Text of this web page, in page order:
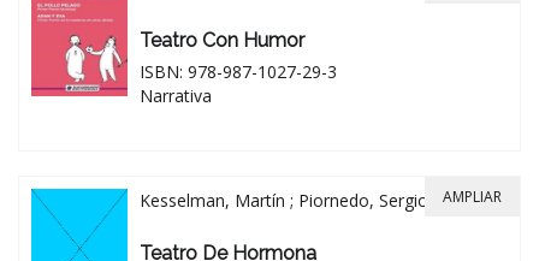
Teatro Con Humor
ISBN: 978-987-1027-29-3
Narrativa
Kesselman, Martín ; Piornedo, Sergio
Teatro De Hormona
AMPLIAR